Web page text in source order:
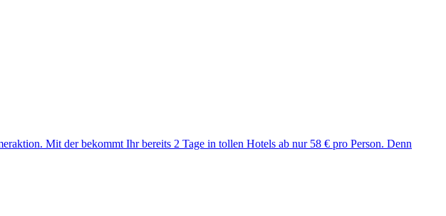
Mit der bekommt Ihr bereits 2 Tage in tollen Hotels ab nur 58 € pro Person. Denn